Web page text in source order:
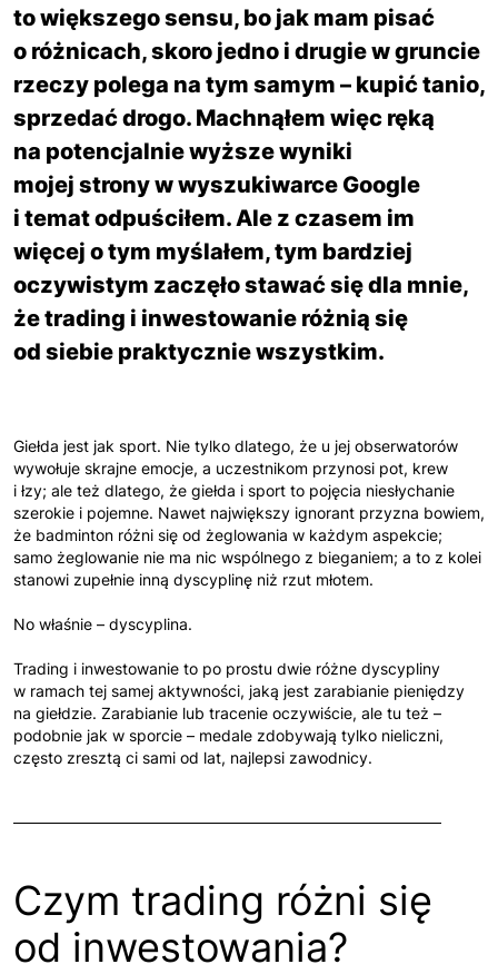
to większego sensu, bo jak mam pisać
o różnicach, skoro jedno i drugie w gruncie
rzeczy polega na tym samym – kupić tanio,
sprzedać drogo. Machnąłem więc ręką
na potencjalnie wyższe wyniki
mojej strony w wyszukiwarce Google
i temat odpuściłem. Ale z czasem im
więcej o tym myślałem, tym bardziej
oczywistym zaczęło stawać się dla mnie,
że trading i inwestowanie różnią się
od siebie praktycznie wszystkim.
Giełda jest jak sport. Nie tylko dlatego, że u jej obserwatorów
wywołuje skrajne emocje, a uczestnikom przynosi pot, krew
i łzy; ale też dlatego, że giełda i sport to pojęcia niesłychanie
szerokie i pojemne. Nawet największy ignorant przyzna bowiem,
że badminton różni się od żeglowania w każdym aspekcie;
samo żeglowanie nie ma nic wspólnego z bieganiem; a to z kolei
stanowi zupełnie inną dyscyplinę niż rzut młotem.
No właśnie – dyscyplina.
Trading i inwestowanie to po prostu dwie różne dyscypliny
w ramach tej samej aktywności, jaką jest zarabianie pieniędzy
na giełdzie. Zarabianie lub tracenie oczywiście, ale tu też –
podobnie jak w sporcie – medale zdobywają tylko nieliczni,
często zresztą ci sami od lat, najlepsi zawodnicy.
Czym trading różni się
od inwestowania?